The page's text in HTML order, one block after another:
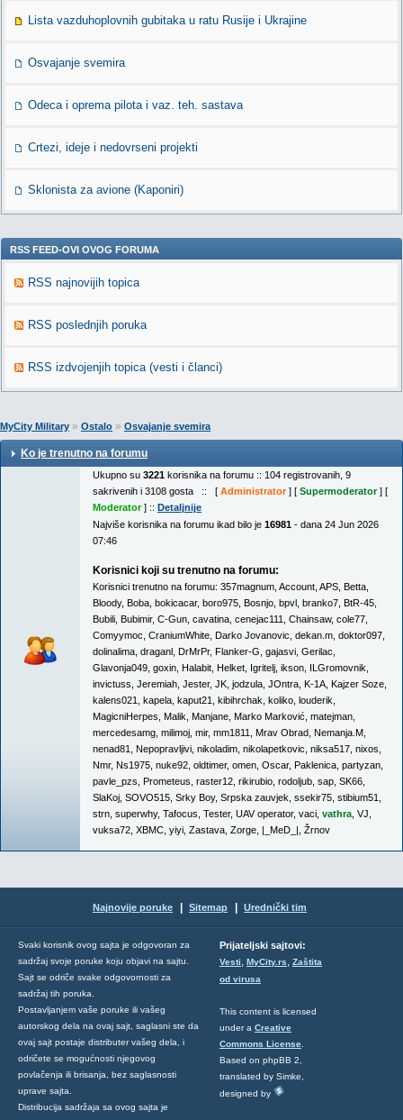
Lista vazduhoplovnih gubitaka u ratu Rusije i Ukrajine
Osvajanje svemira
Odeca i oprema pilota i vaz. teh. sastava
Crtezi, ideje i nedovrseni projekti
Sklonista za avione (Kaponiri)
RSS FEED-OVI OVOG FORUMA
RSS najnovijih topica
RSS poslednjih poruka
RSS izdvojenjih topica (vesti i članci)
MyCity Military » Ostalo » Osvajanje svemira
Ko je trenutno na forumu
Ukupno su 3221 korisnika na forumu :: 104 registrovanih, 9
sakrivenih i 3108 gosta :: [ Administrator] [ Supermoderator] [
Moderator] :: Detaljnije
Najviše korisnika na forumu ikad bilo je 16981 - dana 24 Jun 2026
07:46
Korisnici koji su trenutno na forumu:
Korisnici trenutno na forumu: 357magnum Account APS Betta
Bloody, Boba bokicacar, boro975 Bosnjo bpvl branko7 BtR-45
Bubili Bubimir, C-Gun cavatina cenejac111 Chainsaw, cole77
Comyymoc CraniumWhite Darko Jovanovic dekan.m doktor097
dolinalima draganl DrMrPr, Flanker-G gajasvi Gerilac
Glavonja049 goxin Halabit Helket Igritelj ikson ILGromovnik
invictuss Jeremiah Jester, JK jodzula JOntra K-1A Kajzer Soze
kalens021
kapela kaput21 kibihrchak koliko louderik
MagicniHerpes Malik Manjane Marko Marković matejman
mercedesamg milimoj mir, mm1811 Mrav Obrad Nemanja.M
nenad81
Nepopravljivi nikoladim nikolapetkovic niksa517 nixos
Nmr, Ns1975 nuke92 oldtimer, omen Oscar, Paklenica partyzan
pavle_pzs Prometeus raster12 rikirubio rodoljub sap SK66
SlaKoj SOVO515 Srky Boy, Srpska zauvjek ssekir75 stibium51
strn superwhy, Tafocus Tester, UAV operator, vaci vathra VJ
vuksa72 XBMC yiyi Zastava Zorge |_MeD_| Žrnov
Najnovije poruke Sitemap Urednički tim
Svaki korisnik ovog sajta je odgovoran za
sadržaj svoje poruke koju objavi na sajtu.
Sajt se odriče svake odgovornosti za
sadržaj tih poruka.
Postavljanjem vaše poruke ili vašeg
autorskog dela na ovaj sajt, saglasni ste da
ovaj sajt postaje distributer vašeg dela, i
odričete se mogućnosti njegovog
povlačenja ili brisanja, bez saglasnosti
uprave sajta.
Distribucija sadržaja sa ovog sajta je
Prijateljski sajtovi:
Vesti, MyCity.rs, Zaštita
od virusa
This content is licensed
under a Creative
Commons License
Based on phpBB 2,
translated by Simke,
designed by